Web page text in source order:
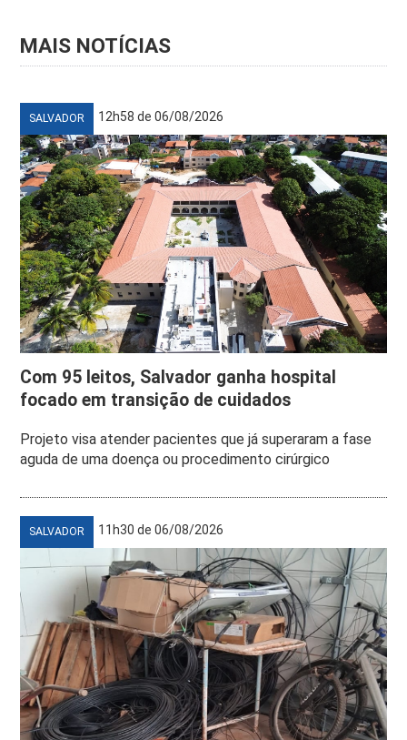
MAIS NOTÍCIAS
SALVADOR 12h58 de 06/08/2026
Com 95 leitos, Salvador ganha hospital
focado em transição de cuidados
Projeto visa atender pacientes que já superaram a fase
aguda de uma doença ou procedimento cirúrgico
SALVADOR 11h30 de 06/08/2026